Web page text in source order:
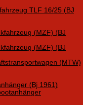
TLF 16/25 (BJ
(MZF) (BJ
(MZF) (BJ
(MTW)
(Bj 1961)